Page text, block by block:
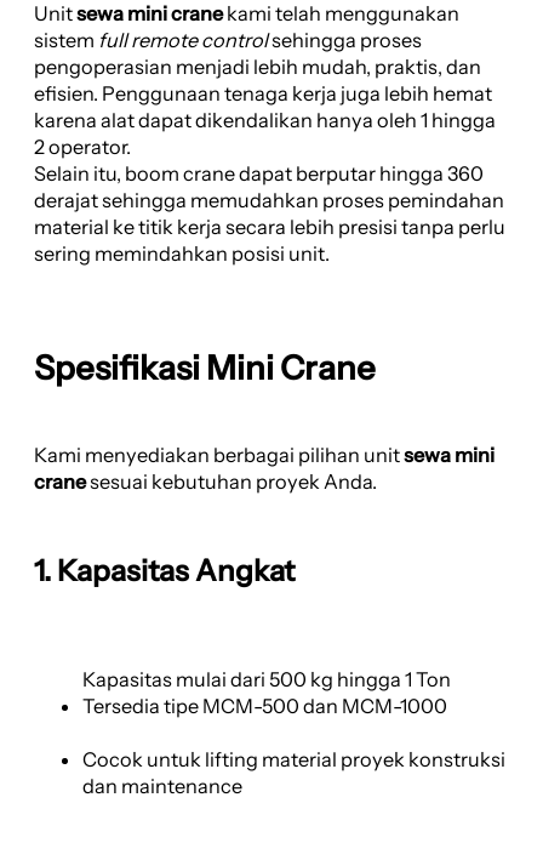
Unitsewa mini cranekami telah menggunakan
sistem full remote controlsehingga proses
pengoperasian menjadi lebih mudah, praktis, dan
efisien. Penggunaan tenaga kerja juga lebih hemat
karena alat dapat dikendalikan hanya oleh 1 hingga
2 operator.
Selain itu, boom crane dapat berputar hingga 360
derajat sehingga memudahkan proses pemindahan
material ke titik kerja secara lebih presisi tanpa perlu
sering memindahkan posisi unit.
Spesifikasi Mini Crane
Kami menyediakan berbagai pilihan unitsewa mini
cranesesuai kebutuhan proyek Anda.
1. Kapasitas Angkat
Kapasitas mulai dari 500 kg hingga 1 Ton
Tersedia tipe MCM-500 dan MCM-1000
Cocok untuk lifting material proyek konstruksi
dan maintenance